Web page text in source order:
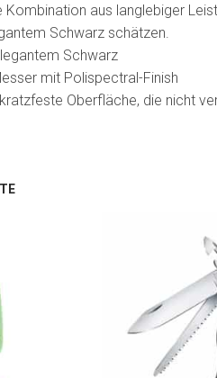
Kombination aus langlebiger
Schwarz schätzen.
Schwarz
mit Polispectral-Finish
Oberfläche, die nicht